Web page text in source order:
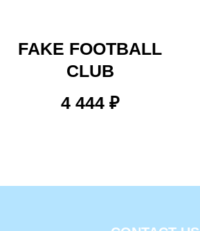
FAKE FOOTBALL
CLUB
4 444 ₽